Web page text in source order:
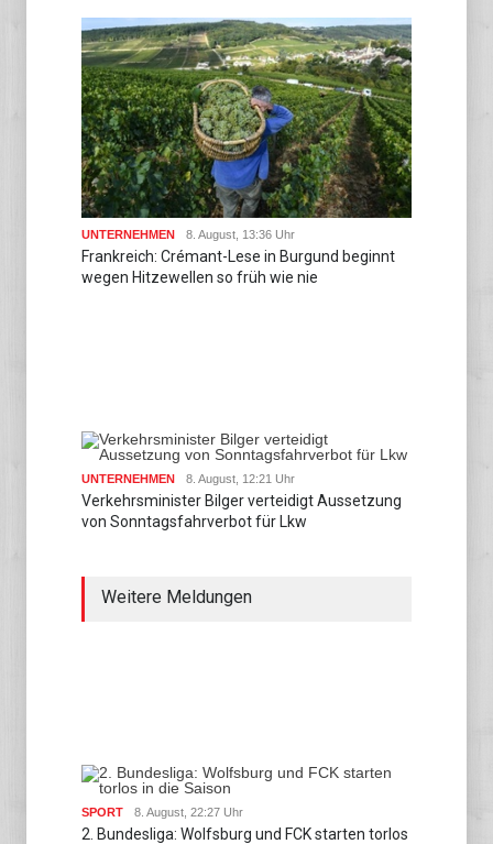
UNTERNEHMEN 8. August, 13:36 Uhr
Frankreich: Crémant-Lese in Burgund beginnt
wegen Hitzewellen so früh wie nie
UNTERNEHMEN 8. August, 12:21 Uhr
Verkehrsminister Bilger verteidigt Aussetzung
von Sonntagsfahrverbot für Lkw
Weitere Meldungen
SPORT 8. August, 22:27 Uhr
2. Bundesliga: Wolfsburg und FCK starten torlos